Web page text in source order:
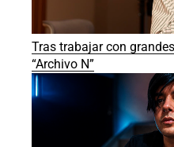
Tras trabajar con
“Archivo N”